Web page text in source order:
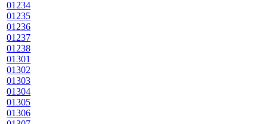
01234
01235
01236
01237
01238
01301
01302
01303
01304
01305
01306